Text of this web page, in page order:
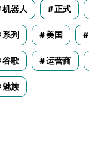
机器人 正式
系列 美国
谷歌 运营商
魅族